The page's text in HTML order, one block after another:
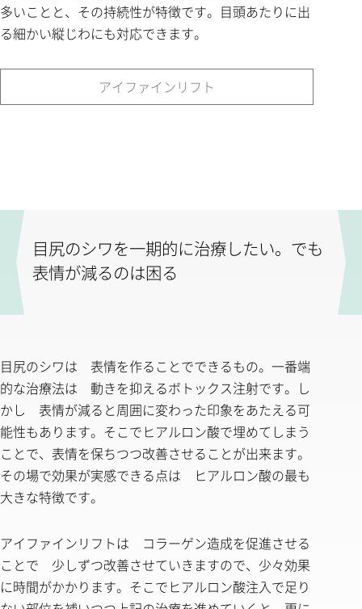
多いことと、その持続性が特徴です。目頭あたりに出
る細かい縦じわにも対応できます。
アイファインリフト
目尻のシワを一期的に治療したい。でも
表情が減るのは困る
目尻のシワは 表情を作ることでできるもの。一番端
的な治療法は 動きを抑えるボトックス注射です。し
かし 表情が減ると周囲に変わった印象をあたえる可
能性もあります。そこでヒアルロン酸で埋めてしまう
ことで、表情を保ちつつ改善させることが出来ます。
その場で効果が実感できる点は ヒアルロン酸の最も
大きな特徴です。
アイファインリフトは コラーゲン造成を促進させる
ことで 少しずつ改善させていきますので、少々効果
に時間がかかります。そこでヒアルロン酸注入で足り